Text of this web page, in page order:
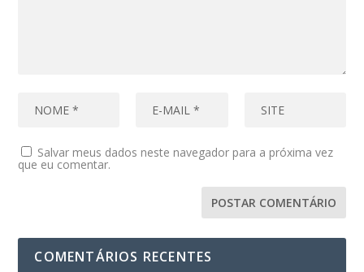
Salvar meus dados neste navegador para a próxima vez
que eu comentar.
COMENTÁRIOS RECENTES